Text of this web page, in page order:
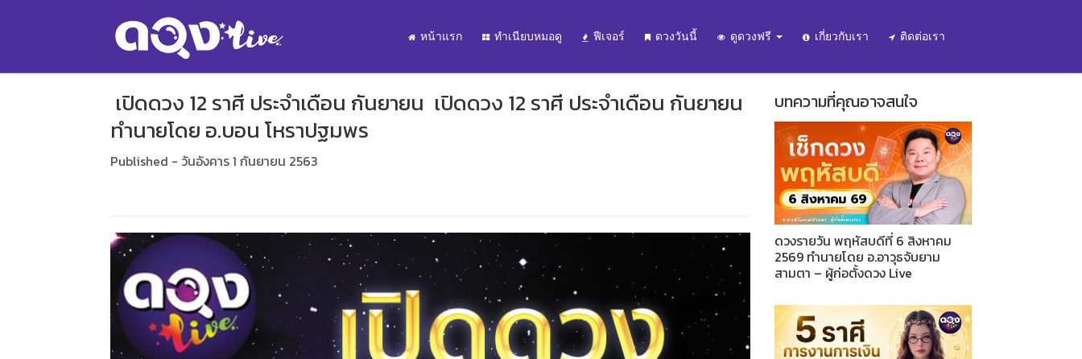
หน้าแรก ทำเนียบหมอดู ฟีเจอร์ ดวงวันนี้ ดูดวงฟรี เกี่ยวกับเรา ติดต่อเรา
เปิดดวง 12 ราศี ประจำเดือน กันยายน เปิดดวง 12 ราศี ประจำเดือน กันยายน
ทำนายโดย อ.บอน โหราปฐมพร
Published - วันอังคาร 1 กันยายน 2563
บทความที่คุณอาจสนใจ
ดวงรายวัน พฤหัสบดีที่ 6 สิงหาคม
2569 ทำนายโดย อ.อาวุธจับยาม
สามตา – ผู้ก่อตั้งดวง Live